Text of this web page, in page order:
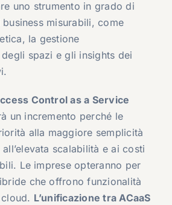
uno strumento in grado di
misurabili, come
la gestione
degli spazi e gli insights dei
Control as a Service
un incremento perché le
alla maggiore semplicità
scalabilità e ai costi
Le imprese opteranno per
che offrono funzionalità
L’unificazione tra ACaaS